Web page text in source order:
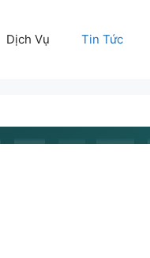
Dịch Vụ Tin Tức